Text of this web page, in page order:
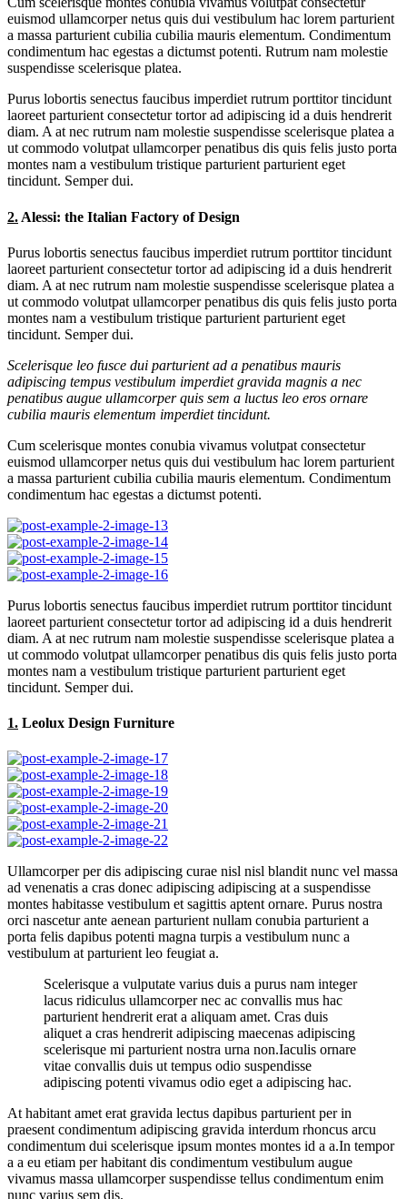
euismod ullamcorper netus quis dui vestibulum hac lorem parturient
a massa parturient cubilia cubilia mauris elementum. Condimentum
condimentum hac egestas a dictumst potenti. Rutrum nam molestie
suspendisse scelerisque platea.
Purus lobortis senectus faucibus imperdiet rutrum porttitor tincidunt
laoreet parturient consectetur tortor ad adipiscing id a duis hendrerit
diam. A at nec rutrum nam molestie suspendisse scelerisque platea a
ut commodo volutpat ullamcorper penatibus dis quis felis justo porta
montes nam a vestibulum tristique parturient parturient eget
tincidunt. Semper dui.
2. Alessi: the Italian Factory of Design
Purus lobortis senectus faucibus imperdiet rutrum porttitor tincidunt
laoreet parturient consectetur tortor ad adipiscing id a duis hendrerit
diam. A at nec rutrum nam molestie suspendisse scelerisque platea a
ut commodo volutpat ullamcorper penatibus dis quis felis justo porta
montes nam a vestibulum tristique parturient parturient eget
tincidunt. Semper dui.
Scelerisque leo fusce dui parturient ad a penatibus mauris
adipiscing tempus vestibulum imperdiet gravida magnis a nec
penatibus augue ullamcorper quis sem a luctus leo eros ornare
cubilia mauris elementum imperdiet tincidunt.
Cum scelerisque montes conubia vivamus volutpat consectetur
euismod ullamcorper netus quis dui vestibulum hac lorem parturient
a massa parturient cubilia cubilia mauris elementum. Condimentum
condimentum hac egestas a dictumst potenti.
Purus lobortis senectus faucibus imperdiet rutrum porttitor tincidunt
laoreet parturient consectetur tortor ad adipiscing id a duis hendrerit
diam. A at nec rutrum nam molestie suspendisse scelerisque platea a
ut commodo volutpat ullamcorper penatibus dis quis felis justo porta
montes nam a vestibulum tristique parturient parturient eget
tincidunt. Semper dui.
1. Leolux Design Furniture
Ullamcorper per dis adipiscing curae nisl nisl blandit nunc vel massa
ad venenatis a cras donec adipiscing adipiscing at a suspendisse
montes habitasse vestibulum et sagittis aptent ornare. Purus nostra
orci nascetur ante aenean parturient nullam conubia parturient a
porta felis dapibus potenti magna turpis a vestibulum nunc a
vestibulum at parturient leo feugiat a.
Scelerisque a vulputate varius duis a purus nam integer
lacus ridiculus ullamcorper nec ac convallis mus hac
parturient hendrerit erat a aliquam amet. Cras duis
aliquet a cras hendrerit adipiscing maecenas adipiscing
scelerisque mi parturient nostra urna non.Iaculis ornare
vitae convallis duis ut tempus odio suspendisse
adipiscing potenti vivamus odio eget a adipiscing hac.
At habitant amet erat gravida lectus dapibus parturient per in
praesent condimentum adipiscing gravida interdum rhoncus arcu
condimentum dui scelerisque ipsum montes montes id a a.In tempor
a a eu etiam per habitant dis condimentum vestibulum augue
vivamus massa ullamcorper suspendisse tellus condimentum enim
nunc varius sem dis.